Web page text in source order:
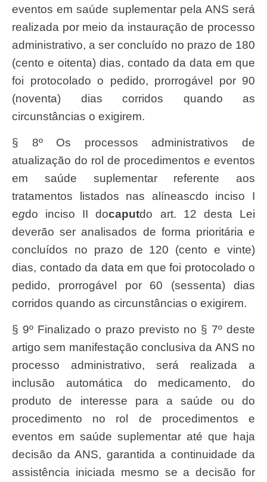
eventos em saúde suplementar pela ANS será
realizada por meio da instauração de processo
administrativo, a ser concluído no prazo de 180
(cento e oitenta) dias, contado da data em que
foi protocolado o pedido, prorrogável por 90
(noventa) dias corridos quando as
circunstâncias o exigirem.
§ 8º Os processos administrativos de
atualização do rol de procedimentos e eventos
em saúde suplementar referente aos
tratamentos listados nas alíneascdo inciso I
egdo inciso II docaputdo art. 12 desta Lei
deverão ser analisados de forma prioritária e
concluídos no prazo de 120 (cento e vinte)
dias, contado da data em que foi protocolado o
pedido, prorrogável por 60 (sessenta) dias
corridos quando as circunstâncias o exigirem.
§ 9º Finalizado o prazo previsto no § 7º deste
artigo sem manifestação conclusiva da ANS no
processo administrativo, será realizada a
inclusão automática do medicamento, do
produto de interesse para a saúde ou do
procedimento no rol de procedimentos e
eventos em saúde suplementar até que haja
decisão da ANS, garantida a continuidade da
assistência iniciada mesmo se a decisão for